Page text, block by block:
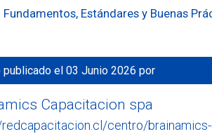
Fundamentos, Estándares y Buenas
publicado el 03 Junio 2026 por
Capacitacion spa
centro/